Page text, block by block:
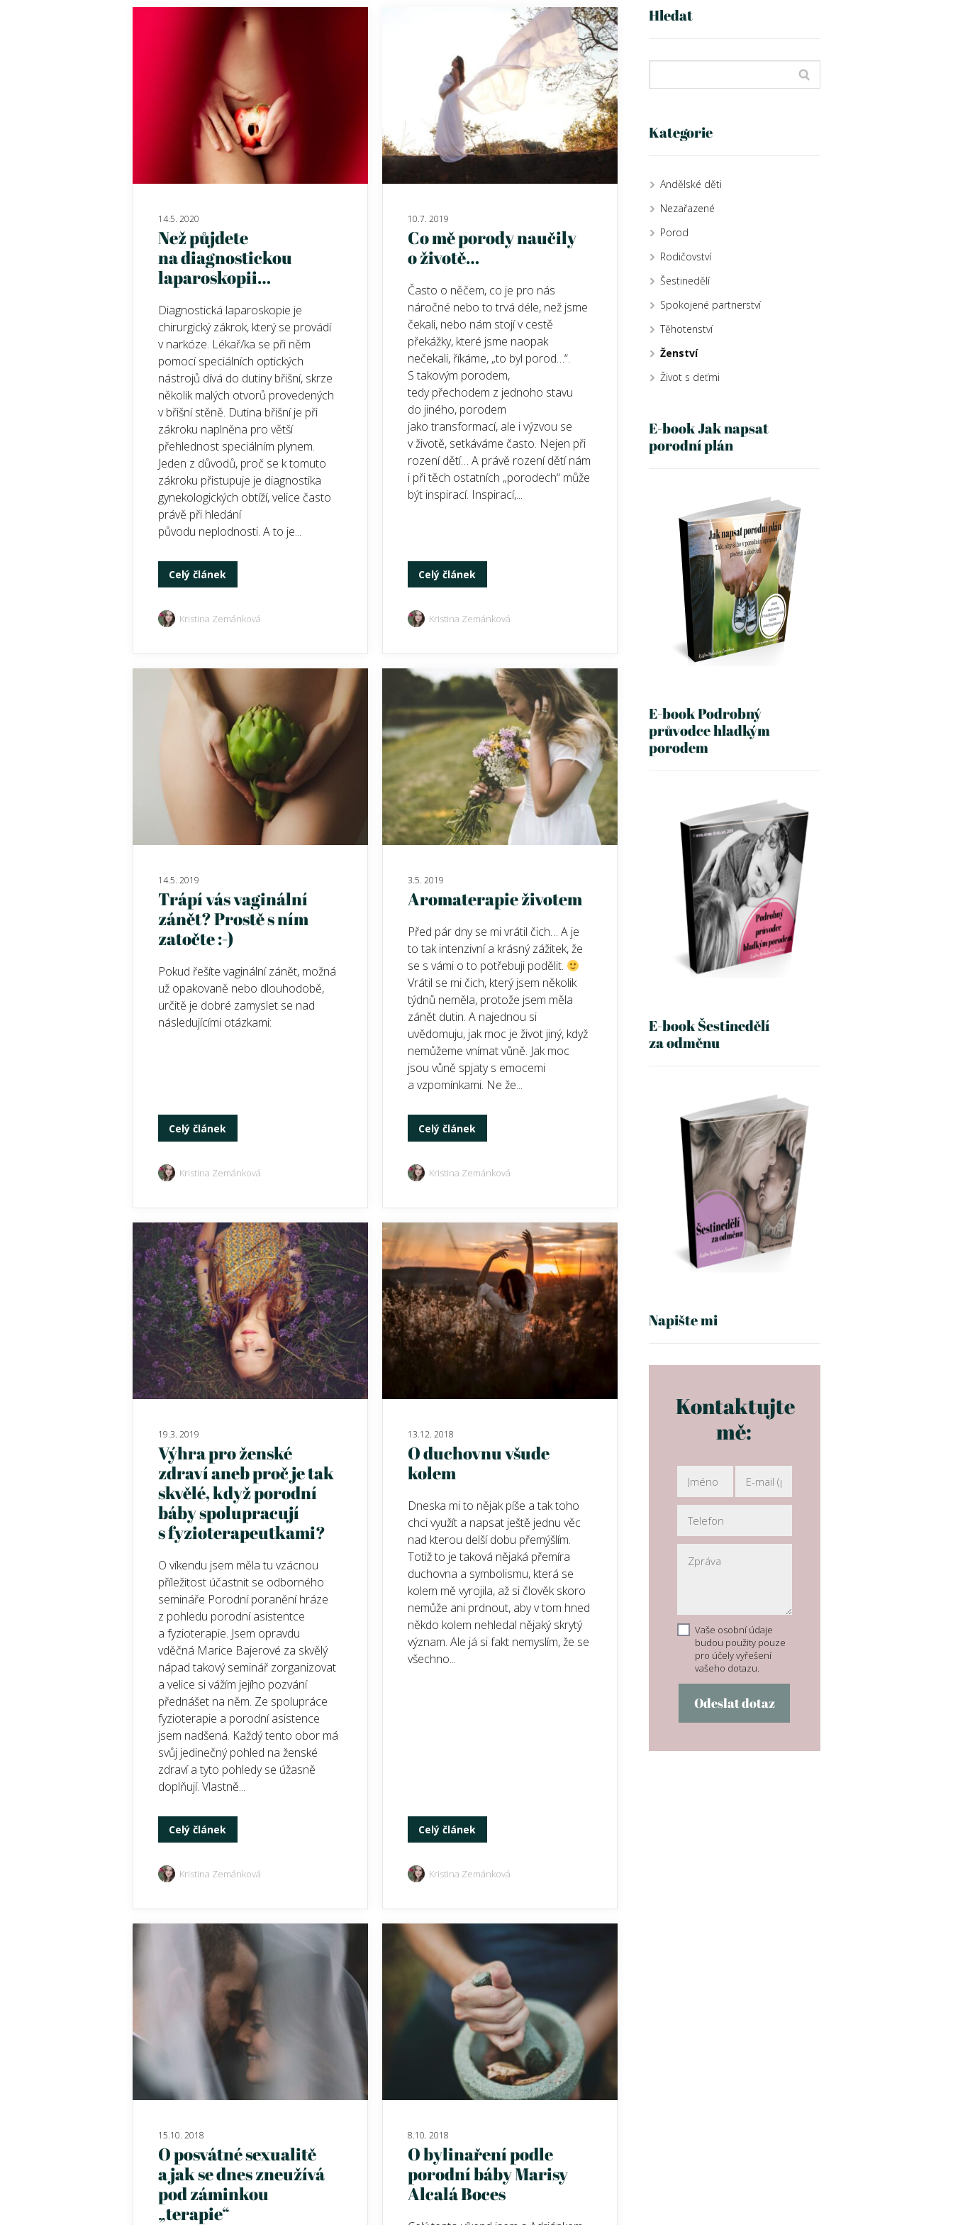
14.5. 2020
Než půjdete
na diagnostickou
laparoskopii…
Diagnostická laparoskopie je
chirurgický zákrok, který se provádí
v narkóze. Lékař/ka se při něm
pomocí speciálních optických
nástrojů dívá do dutiny břišní, skrze
několik malých otvorů provedených
v břišní stěně. Dutina břišní je při
zákroku naplněna pro větší
přehlednost speciálním plynem.
Jeden z důvodů, proč se k tomuto
zákroku přistupuje je diagnostika
gynekologických obtíží, velice často
právě při hledání
původu neplodnosti. A to je...
Celý článek
Kristina Zemánková
10.7. 2019
Co mě porody naučily
o životě…
Často o něčem, co je pro nás
náročné nebo to trvá déle, než jsme
čekali, nebo nám stojí v cestě
překážky, které jsme naopak
nečekali, říkáme, „to byl porod…“.
S takovým porodem,
tedy přechodem z jednoho stavu
do jiného, porodem
jako transformací, ale i výzvou se
v životě, setkáváme často. Nejen při
rození dětí… A právě rození dětí nám
i při těch ostatních „porodech“ může
být inspirací. Inspirací,...
Celý článek
Kristina Zemánková
14.5. 2019
Trápí vás vaginální
zánět? Prostě s ním
zatočte :-)
Pokud řešíte vaginální zánět, možná
už opakovaně nebo dlouhodobě,
určitě je dobré zamyslet se nad
následujícími otázkami:
Celý článek
Kristina Zemánková
3.5. 2019
Aromaterapie životem
Před pár dny se mi vrátil čich… A je
to tak intenzivní a krásný zážitek, že
se s vámi o to potřebuji podělit.
Vrátil se mi čich, který jsem několik
týdnů neměla, protože jsem měla
zánět dutin. A najednou si
uvědomuju, jak moc je život jiný, když
nemůžeme vnímat vůně. Jak moc
jsou vůně spjaty s emocemi
a vzpomínkami. Ne že...
Celý článek
Kristina Zemánková
19.3. 2019
Výhra pro ženské
zdraví aneb proč je tak
skvělé, když porodní
báby spolupracují
s fyzioterapeutkami?
O víkendu jsem měla tu vzácnou
příležitost účastnit se odborného
semináře Porodní poranění hráze
z pohledu porodní asistentce
a fyzioterapie. Jsem opravdu
vděčná Marice Bajerové za skvělý
nápad takový seminář zorganizovat
a velice si vážím jejího pozvání
přednášet na něm. Ze spolupráce
fyzioterapie a porodní asistence
jsem nadšená. Každý tento obor má
svůj jedinečný pohled na ženské
zdraví a tyto pohledy se úžasně
doplňují. Vlastně...
Celý článek
Kristina Zemánková
13.12. 2018
O duchovnu všude
kolem
Dneska mi to nějak píše a tak toho
chci využít a napsat ještě jednu věc
nad kterou delší dobu přemýšlím.
Totiž to je taková nějaká přemíra
duchovna a symbolismu, která se
kolem mě vyrojila, až si člověk skoro
nemůže ani prdnout, aby v tom hned
někdo kolem nehledal nějaký skrytý
význam. Ale já si fakt nemyslím, že se
všechno...
Celý článek
Kristina Zemánková
15.10. 2018
O posvátné sexualitě
a jak se dnes zneužívá
pod záminkou
„terapie“
8.10. 2018
O bylinaření podle
porodní báby Marisy
Alcalá Boces
Hledat
Kategorie
Andělské děti
Nezařazené
Porod
Rodičovství
Šestinedělí
Spokojené partnerství
Těhotenství
Ženství
Život s deťmi
E-book Jak napsat
porodní plán
E-book Podrobný
průvodce hladkým
porodem
E-book Šestinedělí
za odměnu
Napište mi
Kontaktujte
mě:
Vaše osobní údaje
budou použity pouze
pro účely vyřešení
vašeho dotazu.
Odeslat dotaz